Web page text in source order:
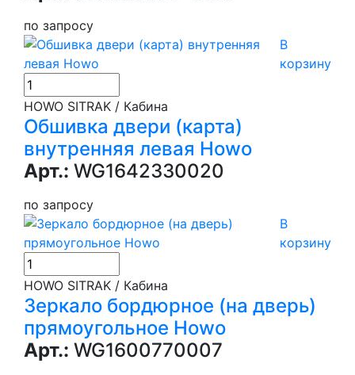
по запросу
В
корзину
HOWO SITRAK / Кабина
Обшивка двери (карта)
внутренняя левая Howo
Арт.: WG1642330020
по запросу
В
корзину
HOWO SITRAK / Кабина
Зеркало бордюрное (на дверь)
прямоугольное Howo
Арт.: WG1600770007